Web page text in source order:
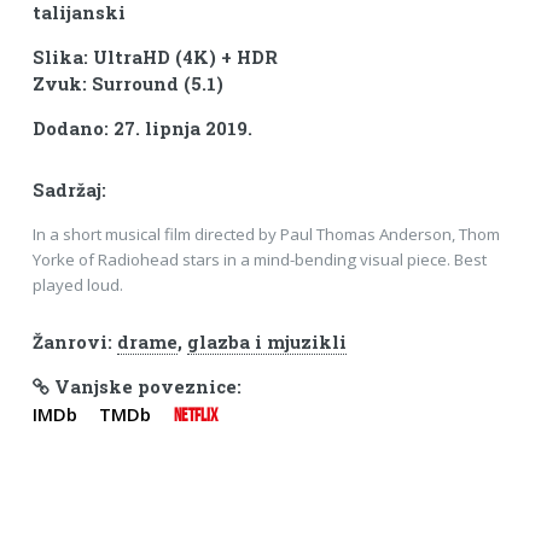
talijanski
Slika: UltraHD (4K) + HDR
Zvuk: Surround (5.1)
Dodano: 27. lipnja 2019.
Sadržaj:
In a short musical film directed by Paul Thomas Anderson, Thom
Yorke of Radiohead stars in a mind-bending visual piece. Best
played loud.
Žanrovi: drame, glazba i mjuzikli
Vanjske poveznice:
IMDb TMDb NETFLIX